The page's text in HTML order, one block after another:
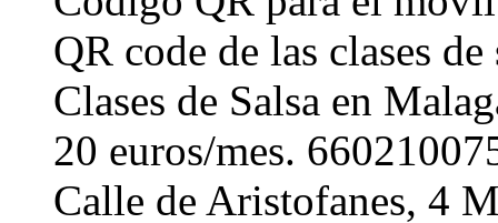
QR code de las clases de
Clases de Salsa en
20 euros/mes.
Calle de Aristofanes, 4